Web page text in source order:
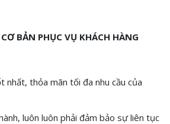
BẢN PHỤC VỤ KHÁCH HÀNG
nhất, thỏa mãn tối đa nhu cầu của
luôn luôn phải đảm bảo sự liên tục